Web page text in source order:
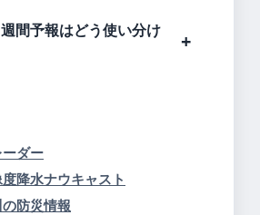
間予報はどう使い分け
ダー
降水ナウキャスト
防災情報